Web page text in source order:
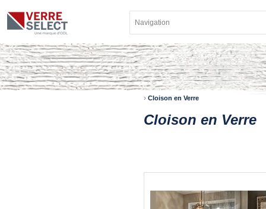
› Cloison en Verre
Cloison en Verre